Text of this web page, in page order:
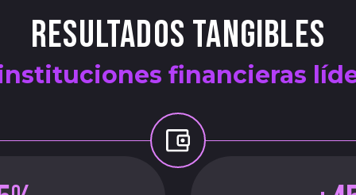
Resultados tangibles
financieras